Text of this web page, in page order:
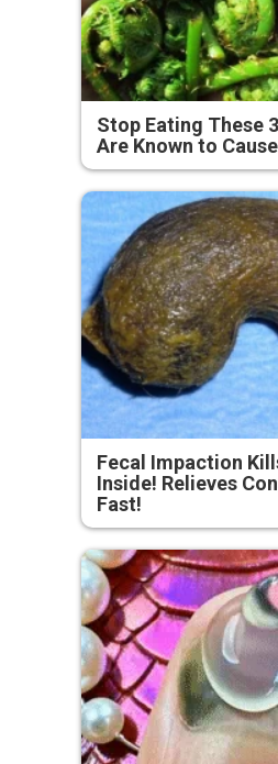
Stop Eating These
Are Known to
Fecal Impaction
Inside! Relieves
Fast!